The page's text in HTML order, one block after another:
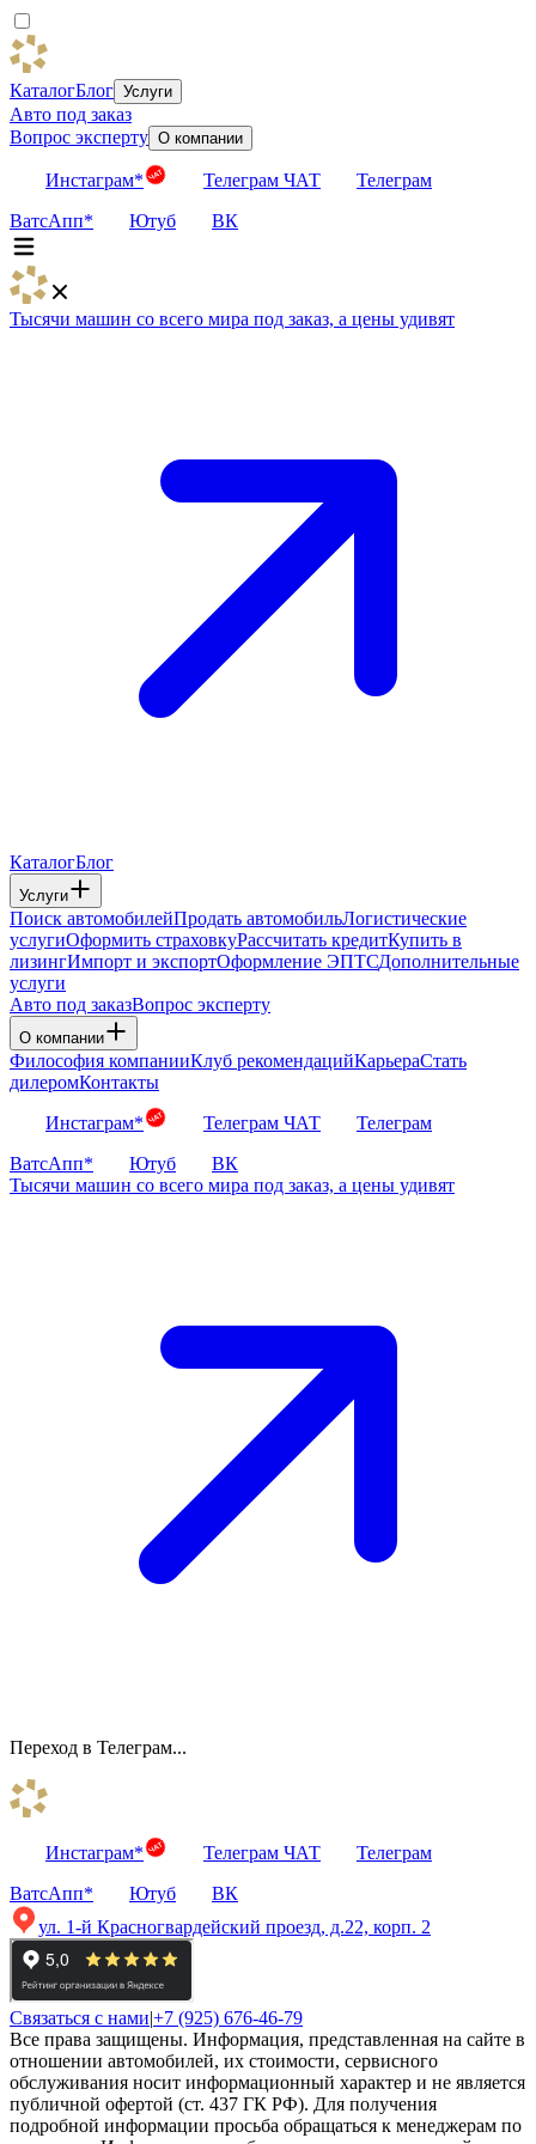
КаталогБлог Услуги
Авто под заказ
Вопрос эксперту О компании
Инстаграм* Телеграм ЧАТ
Телеграм
ВатсАпп*
Ютуб ВК
Тысячи машин со всего мира под заказ, а цены удивят
КаталогБлог
Услуги
Поиск автомобилейПродать автомобильЛогистические
услугиОформить страховкуРассчитать кредитКупить в
лизингИмпорт и экспортОформление ЭПТСДополнительные
услуги
Авто под заказВопрос эксперту
О компании
Философия компанииКлуб рекомендацийКарьераСтать
дилеромКонтакты
Инстаграм*
Телеграм ЧАТ
Телеграм
ВатсАпп*
Ютуб
ВК
Тысячи машин со всего мира под заказ, а цены удивят
Переход в Телеграм...
Инстаграм* Телеграм ЧАТ
Телеграм
ВатсАпп*
Ютуб
ВК
ул. 1-й Красногвардейский проезд, д.22, корп. 2
Связаться с нами|+7 (925) 676-46-79
Все права защищены. Информация, представленная на сайте в
отношении автомобилей, их стоимости, сервисного
обслуживания носит информационный характер и не является
публичной офертой (ст. 437 ГК РФ). Для получения
подробной информации просьба обращаться к менеджерам по